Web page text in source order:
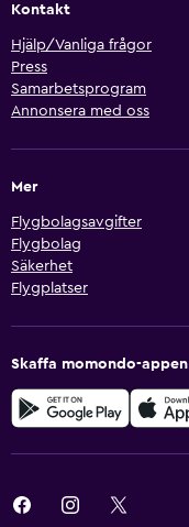
Kontakt
Hjälp/Vanliga frågor
Press
Samarbetsprogram
Annonsera med oss
Mer
Flygbolagsavgifter
Flygbolag
Säkerhet
Flygplatser
Skaffa momondo-appen